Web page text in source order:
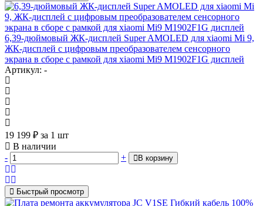
6,39-дюймовый ЖК-дисплей Super AMOLED для xiaomi Mi 9,
ЖК-дисплей с цифровым преобразователем сенсорного
экрана в сборе с рамкой для xiaomi Mi9 M1902F1G дисплей
Артикул: -
19 199 ₽ за 1 шт
В наличии
-
+ В корзину
Быстрый просмотр